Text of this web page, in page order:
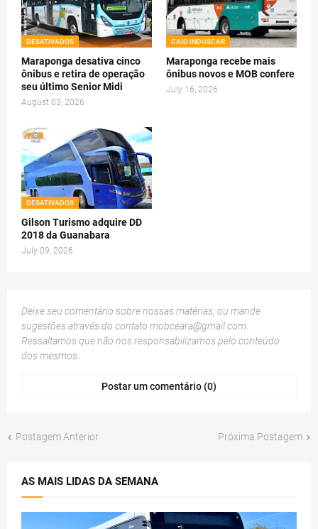
DESATIVADOS
Maraponga desativa cinco
ônibus e retira de operação
seu último Senior Midi
August 03, 2026
CAIO INDUSCAR
Maraponga recebe mais
ônibus novos e MOB confere
July 16, 2026
DESATIVADOS
Gilson Turismo adquire DD
2018 da Guanabara
July 09, 2026
Deixe seu comentário sobre nossas matérias, ou mande
sugestões através do contato mobceara@gmail.com
Ressaltamos que não nos responsabilizamos pelo conteúdo
dos mesmos.
Postar um comentário (0)
Postagem Anterior Próxima Postagem
AS MAIS LIDAS DA SEMANA